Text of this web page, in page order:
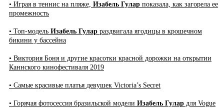
• Играя в теннис на пляже, Изабель Гулар показала, как загорела ее
промежность
• Топ-модель Изабель Гулар раздвигала ягодицы в крошечном
бикини у бассейна
• Виктория Боня и другие красотки красной дорожки на открытии
Каннского кинофестиваля 2019
• Самые красивые платья девушек Victoria’s Secret
• Горячая фотосессия бразильской модели Изабель Гулар для Vogue